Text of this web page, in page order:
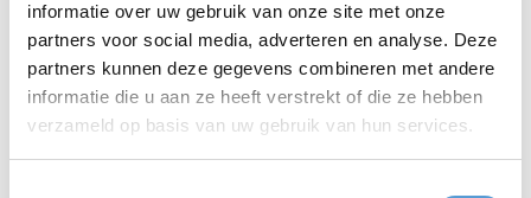
informatie over uw gebruik van onze site met onze
partners voor social media, adverteren en analyse. Deze
partners kunnen deze gegevens combineren met andere
informatie die u aan ze heeft verstrekt of die ze hebben
verzameld op basis van uw gebruik van hun services.
snack en drankje |
10,00 euro incl. btw
Puntzakje friet met saus
Snack naar keuze: Kroket,
kaassoufle of kipcorn
Keuze uit: Vers sapje, frisdrank,
koffie en thee